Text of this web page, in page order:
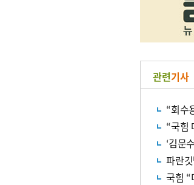
관련기사
“국힘
‘김문
파란
국힘